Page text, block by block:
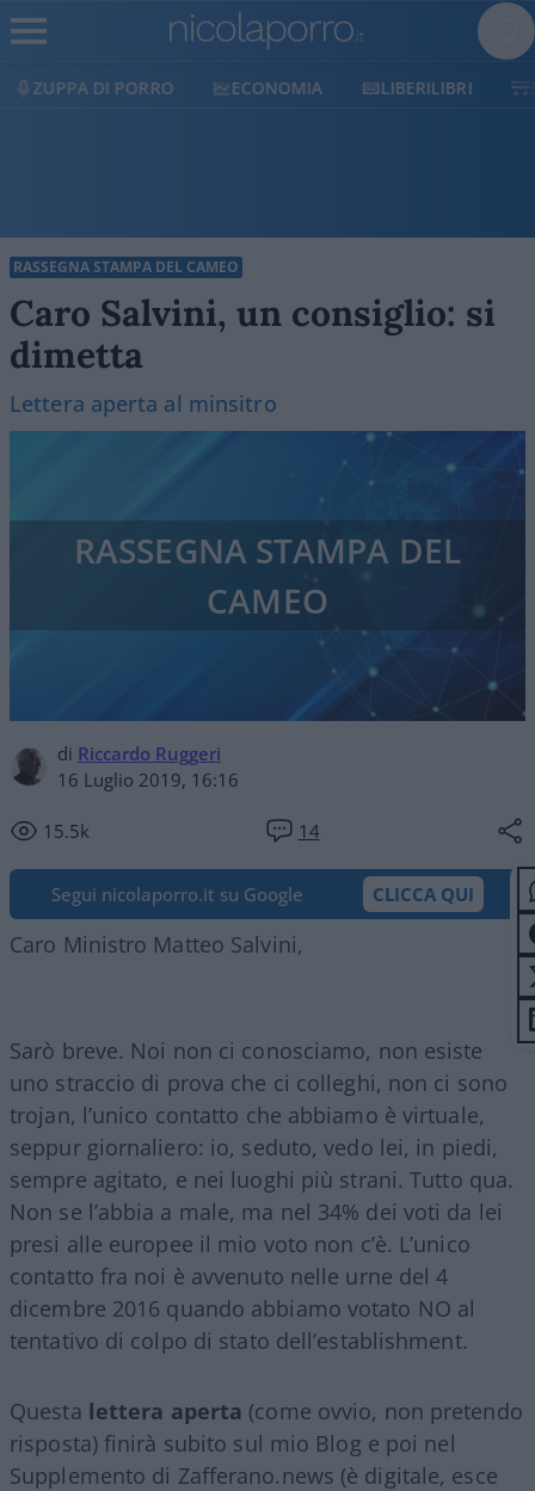
ECONOMIA LIBERILIBRI SHOP SOSTIENICI
RASSEGNA STAMPA DEL CAMEO
Caro Salvini, un consiglio: si
dimetta
Lettera aperta al minsitro
di Riccardo Ruggeri
16 Luglio 2019, 16:16
15.5k 14
RASSEGNA STAMPA DEL
CAMEO
Segui nicolaporro.it su Google CLICCA QUI
Caro Ministro Matteo Salvini,
Sarò breve. Noi non ci conosciamo, non esiste
uno straccio di prova che ci colleghi, non ci sono
trojan, l’unico contatto che abbiamo è virtuale,
seppur giornaliero: io, seduto, vedo lei, in piedi,
sempre agitato, e nei luoghi più strani. Tutto qua.
Non se l’abbia a male, ma nel 34% dei voti da lei
presi alle europee il mio voto non c’è. L’unico
contatto fra noi è avvenuto nelle urne del 4
dicembre 2016 quando abbiamo votato NO al
tentativo di colpo di stato dell’establishment.
Questa lettera aperta (come ovvio, non pretendo
risposta) finirà subito sul mio Blog e poi nel
Supplemento di Zafferano.news (è digitale, esce